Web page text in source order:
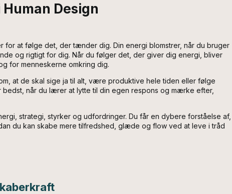
Design
for at følge det, der tænder dig. Din energi blomstrer, når du bruger
og rigtigt for dig. Når du følger det, der giver dig energi, bliver
for menneskerne omkring dig.
at de skal sige ja til alt, være produktive hele tiden eller følge
når du lærer at lytte til din egen respons og mærke efter,
strategi, styrker og udfordringer. Du får en dybere forståelse af,
du kan skabe mere tilfredshed, glæde og flow ved at leve i tråd